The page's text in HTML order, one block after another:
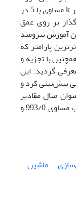
استفاده قرار می‌گیرد. در این مطالعه مقدار k مساوی با 5 در
بر روی عمق
نیرومند
پارامتر که
با تجزیه و
گردید. این
پیش‌بینی کرد و
مثال مقادیر
ضریب تببین و شاخص پراکندگی به ترتیب مساوی 993/0 و
ماشین